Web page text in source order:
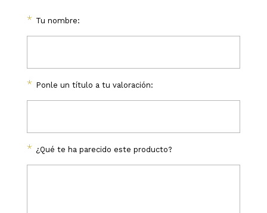
* Tu nombre:
* Ponle un título a tu valoración:
* ¿Qué te ha parecido este producto?